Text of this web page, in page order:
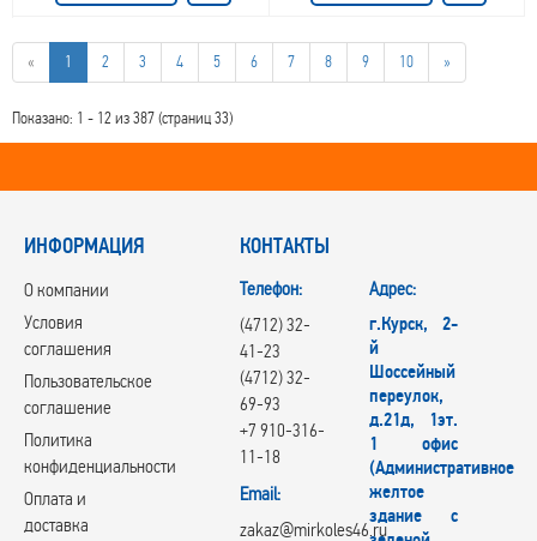
« 1 2 3 4 5 6 7 8 9 10 »
Показано: 1 - 12 из 387 (страниц 33)
ИНФОРМАЦИЯ
О компании
Условия
соглашения
Пользовательское
соглашение
Политика
конфиденциальности
Оплата и
доставка
КОНТАКТЫ
Телефон:
(4712) 32-
41-23
(4712) 32-
69-93
+7 910-316-
11-18
Email:
zakaz@mirkoles46.ru
Адрес:
г.Курск, 2-
й
Шоссейный
переулок,
д.21д, 1эт.
1 офис
(Административное
желтое
здание с